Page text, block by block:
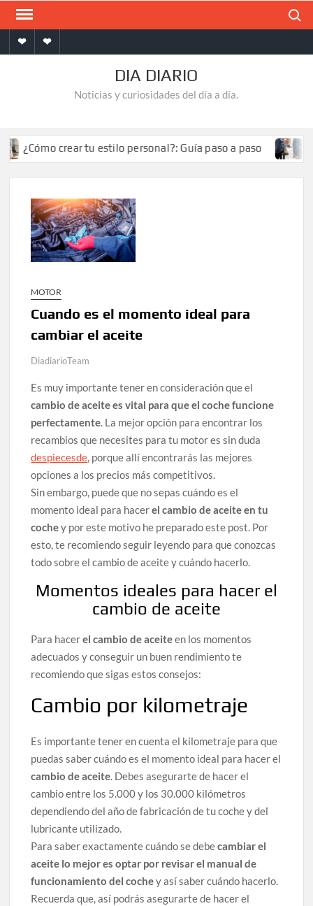
Saltar
contenido
InicioContacto
DIA DIARIO
Noticias y curiosidades del día a día.
¿Cómo crear tu estilo personal?: Guía paso a paso
MOTOR
Cuando es el momento ideal para
cambiar el aceite
DiadiarioTeam
Es muy importante tener en consideración que el
cambio de aceite es vital para que el coche funcione
perfectamente. La mejor opción para encontrar los
recambios que necesites para tu motor es sin duda
despiecesde, porque allí encontrarás las mejores
opciones a los precios más competitivos.
Sin embargo, puede que no sepas cuándo es el
momento ideal para hacerel cambio de aceite en tu
cochey por este motivo he preparado este post. Por
esto, te recomiendo seguir leyendo para que conozcas
todo sobre el cambio de aceite y cuándo hacerlo.
Momentos ideales para hacer el
cambio de aceite
Para hacerel cambio de aceiteen los momentos
adecuados y conseguir un buen rendimiento te
recomiendo que sigas estos consejos:
Cambio por kilometraje
Es importante tener en cuenta el kilometraje para que
puedas saber cuándo es el momento ideal para hacer el
cambio de aceite . Debes asegurarte de hacer el
cambio entre los 5.000 y los 30.000 kilómetros
dependiendo del año de fabricación de tu coche y del
lubricante utilizado.
Para saber exactamente cuándo se debecambiar el
aceite lo mejor es optar por revisar el manual de
funcionamiento del cochey así saber cuándo hacerlo.
Recuerda que, así podrás asegurarte de hacer el